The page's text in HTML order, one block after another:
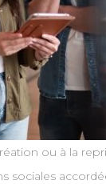
ou à la
sociales